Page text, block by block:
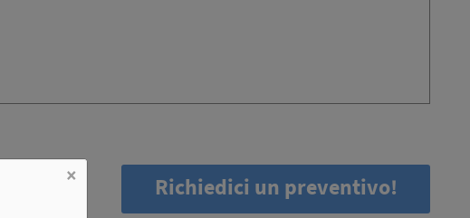
Richiedici un preventivo!
×